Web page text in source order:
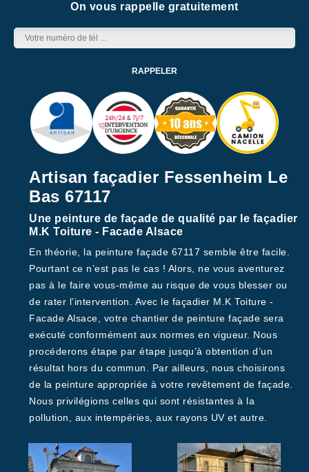
On vous rappelle gratuitement
Artisan façadier Fessenheim Le
Bas 67117
Une peinture de façade de qualité par le façadier
M.K Toiture - Facade Alsace
En théorie, la peinture façade 67117 semble être facile.
Pourtant ce n’est pas le cas ! Alors, ne vous aventurez
pas à le faire vous-même au risque de vous blesser ou
de rater l’intervention. Avec le façadier M.K Toiture -
Facade Alsace, votre chantier de peinture façade sera
exécuté conformément aux normes en vigueur. Nous
procéderons étape par étape jusqu’à obtention d’un
résultat hors du commun. Par ailleurs, nous choisirons
de la peinture appropriée à votre revêtement de façade.
Nous privilégions celles qui sont résistantes à la
pollution, aux intempéries, aux rayons UV et autre.